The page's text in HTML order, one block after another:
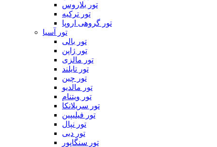
تور بلاروس
تور ترکیه
تور گروهی اروپا
تور آسیا
تور بالی
تور ژاپن
تور مالزی
تور تایلند
تور چین
تور مالدیو
تور ویتنام
تور سریلانکا
تور فیلیپین
تور نپال
تور دبی
تور سنگاپور